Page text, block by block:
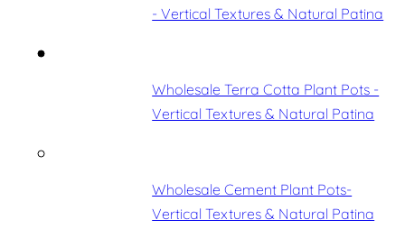
- Vertical Textures & Natural Patina
Wholesale Terra Cotta Plant Pots -
Vertical Textures & Natural Patina
Wholesale Cement Plant Pots-
Vertical Textures & Natural Patina